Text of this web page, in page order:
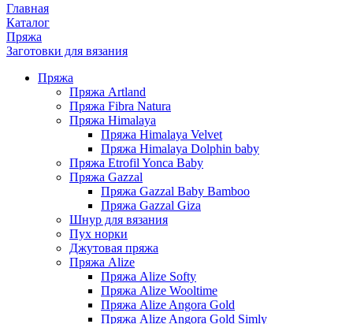
Главная
Каталог
Пряжа
Заготовки для вязания
Пряжа
Пряжа Artland
Пряжа Fibra Natura
Пряжа Himalaya
Пряжа Himalaya Velvet
Пряжа Himalaya Dolphin baby
Пряжа Etrofil Yonca Baby
Пряжа Gazzal
Пряжа Gazzal Baby Bamboo
Пряжа Gazzal Giza
Шнур для вязания
Пух норки
Джутовая пряжа
Пряжа Alize
Пряжа Alize Softy
Пряжа Alize Wooltime
Пряжа Alize Angora Gold
Пряжа Alize Angora Gold Simly